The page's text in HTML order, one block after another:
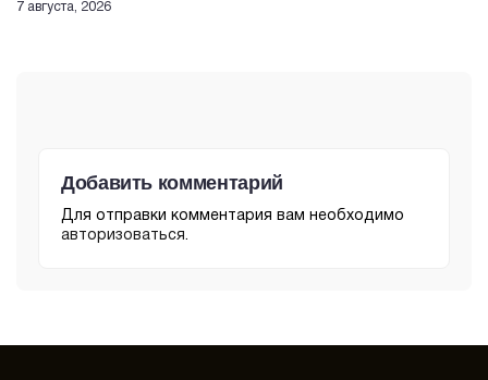
7 августа, 2026
Добавить комментарий
Для отправки комментария вам необходимо
авторизоваться.